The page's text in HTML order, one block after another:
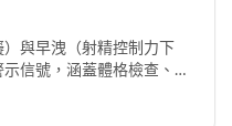
與早洩（射精控制力下
信號，涵蓋體格檢查、病